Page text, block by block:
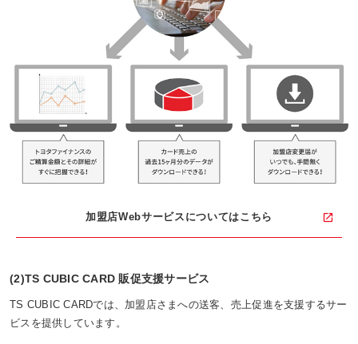
加盟店Webサービスについてはこちら
(2)TS CUBIC CARD 販促支援サービス
TS CUBIC CARDでは、加盟店さまへの送客、売上促進を支援するサー
ビスを提供しています。